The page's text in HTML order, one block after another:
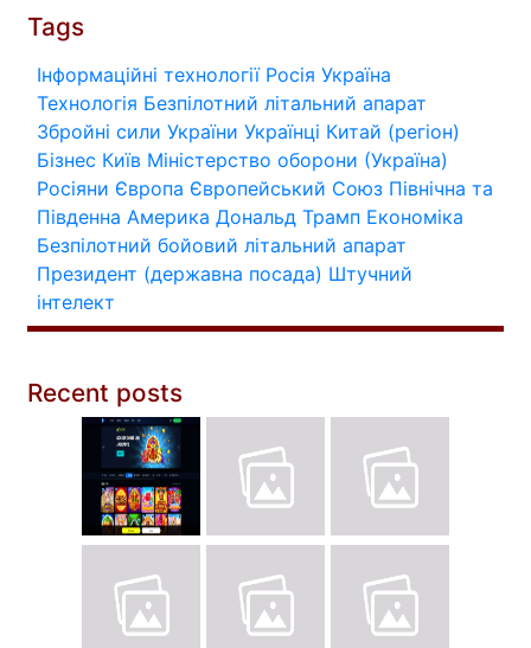
Tags
Інформаційні технології Росія Україна
Технологія Безпілотний літальний апарат
Збройні сили України Українці Китай (регіон)
Бізнес Київ Міністерство оборони (Україна)
Росіяни Європа Європейський Союз Північна та
Південна Америка Дональд Трамп Економіка
Безпілотний бойовий літальний апарат
Президент (державна посада) Штучний
інтелект
Recent posts